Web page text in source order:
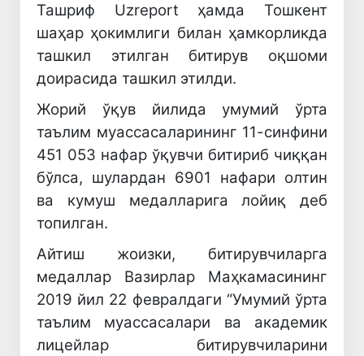
Ташриф Uzreport ҳамда Тошкент
шаҳар ҳокимлиги билан ҳамкорликда
ташкил этилган битирув оқшоми
доирасида ташкил этилди.
Жорий ўқув йилида умумий ўрта
таълим муассасаларининг 11-синфини
451 053 нафар ўқувчи битириб чиққан
бўлса, шулардан 6901 нафари олтин
ва кумуш медалларига лойиқ деб
топилган.
Айтиш жоизки, битирувчиларга
медаллар Вазирлар Маҳкамасининг
2019 йил 22 февралдаги “Умумий ўрта
таълим муассасалари ва академик
лицейлар битирувчиларини